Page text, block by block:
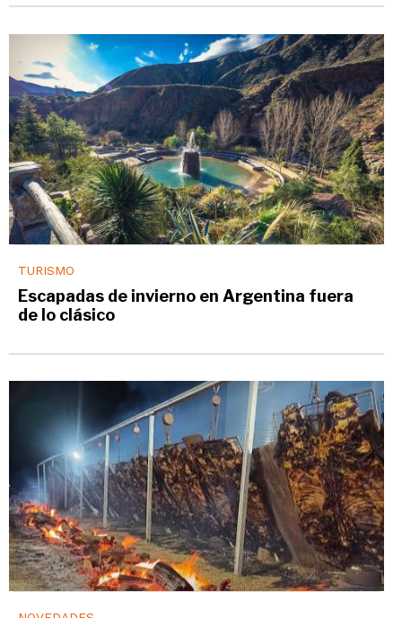
TURISMO
Escapadas de invierno en Argentina fuera
de lo clásico